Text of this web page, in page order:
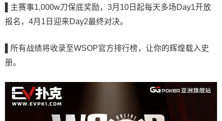
主赛事1,000w刀保底奖励，3月10日起每天多场Day1开放
报名，4月1日迎来Day2最终对决。
所有战绩将收录至WSOP官方排行榜，让你的辉煌载入史
册。